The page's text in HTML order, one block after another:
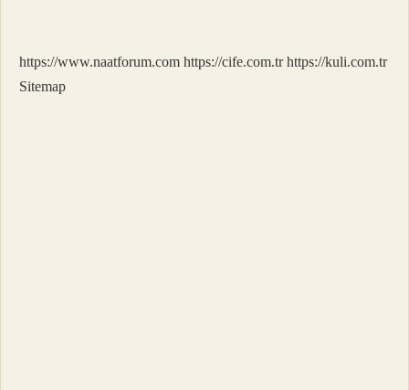
https://www.naatforum.com https://cife.com.tr https://kuli.com.tr
Sitemap